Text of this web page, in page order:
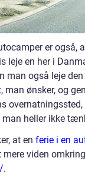
er
leje en her i
man også leje
man ønsker, og
man heller ikke
at en ferie i en
viden
.